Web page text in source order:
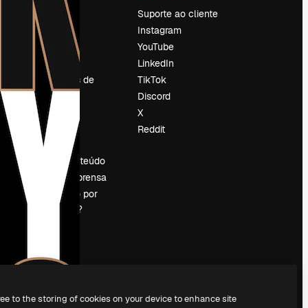
Preços
Sobre nós
Reviews
Emprego
Tendências de
pesquisa
Blog
Eventos
Slidesgo
Vender conteúdo
Sala de imprensa
Procurando por
magnific.ai?
Suporte ao cliente
Instagram
YouTube
LinkedIn
TikTok
Discord
X
Reddit
to the storing of cookies on your device to enhance site